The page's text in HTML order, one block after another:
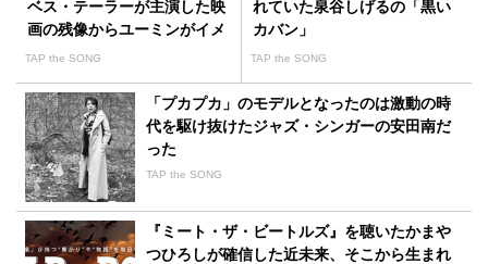
ベス・テーラーが主演した映
画の残像からユーミンがイメ
ージした物語
TAP the SONG
れていた泉谷しげるの「黒い
カバン」
TAP the SONG
「プカプカ」のモデルとなったのは激動の時
代を駆け抜けたジャズ・シンガーの安田南だ
った
TAP the SONG
『ミート・ザ・ビートルズ』を聴いたかまや
つひろしが確信した近未来、そこから生まれ